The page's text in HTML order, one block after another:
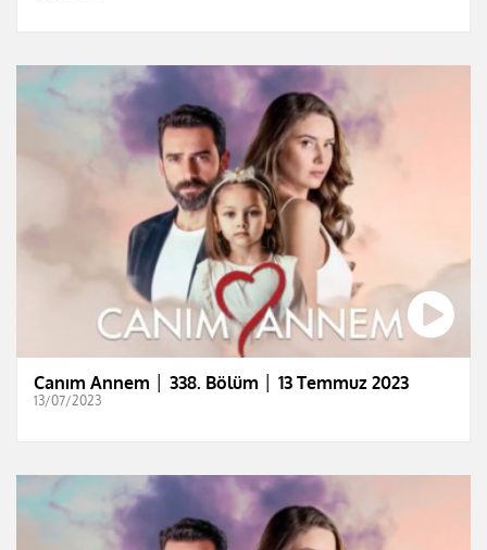
Canım Annem │ 338. Bölüm │ 13 Temmuz 2023
13/07/2023